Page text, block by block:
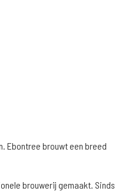
Ebontree brouwt een breed
brouwerij gemaakt. Sinds